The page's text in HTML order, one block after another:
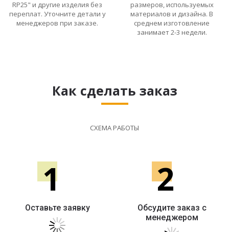
RP25" и другие изделия без
переплат. Уточните детали у
менеджеров при заказе.
размеров, используемых
материалов и дизайна. В
среднем изготовление
занимает 2-3 недели.
Как сделать заказ
СХЕМА РАБОТЫ
1
Оставьте заявку
2
Обсудите заказ с
менеджером